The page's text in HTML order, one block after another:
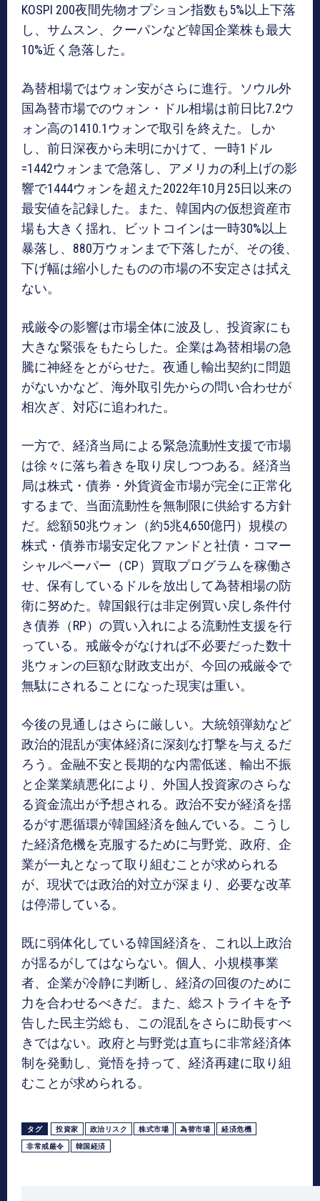
KOSPI 200夜間先物オプション指数も5%以上下落
し、サムスン、クーパンなど韓国企業株も最大
10%近く急落した。
為替相場ではウォン安がさらに進行。ソウル外
国為替市場でのウォン・ドル相場は前日比7.2ウ
ォン高の1410.1ウォンで取引を終えた。しか
し、前日深夜から未明にかけて、一時1ドル
=1442ウォンまで急落し、アメリカの利上げの影
響で1444ウォンを超えた2022年10月25日以来の
最安値を記録した。また、韓国内の仮想資産市
場も大きく揺れ、ビットコインは一時30%以上
暴落し、880万ウォンまで下落したが、その後、
下げ幅は縮小したものの市場の不安定さは拭え
ない。
戒厳令の影響は市場全体に波及し、投資家にも
大きな緊張をもたらした。企業は為替相場の急
騰に神経をとがらせた。夜通し輸出契約に問題
がないかなど、海外取引先からの問い合わせが
相次ぎ、対応に追われた。
一方で、経済当局による緊急流動性支援で市場
は徐々に落ち着きを取り戻しつつある。経済当
局は株式・債券・外貨資金市場が完全に正常化
するまで、当面流動性を無制限に供給する方針
だ。総額50兆ウォン（約5兆4,650億円）規模の
株式・債券市場安定化ファンドと社債・コマー
シャルペーパー（CP）買取プログラムを稼働さ
せ、保有しているドルを放出して為替相場の防
衛に努めた。韓国銀行は非定例買い戻し条件付
き債券（RP）の買い入れによる流動性支援を行
っている。戒厳令がなければ不必要だった数十
兆ウォンの巨額な財政支出が、今回の戒厳令で
無駄にされることになった現実は重い。
今後の見通しはさらに厳しい。大統領弾劾など
政治的混乱が実体経済に深刻な打撃を与えるだ
ろう。金融不安と長期的な内需低迷、輸出不振
と企業業績悪化により、外国人投資家のさらな
る資金流出が予想される。政治不安が経済を揺
るがす悪循環が韓国経済を蝕んでいる。こうし
た経済危機を克服するために与野党、政府、企
業が一丸となって取り組むことが求められる
が、現状では政治的対立が深まり、必要な改革
は停滞している。
既に弱体化している韓国経済を、これ以上政治
が揺るがしてはならない。個人、小規模事業
者、企業が冷静に判断し、経済の回復のために
力を合わせるべきだ。また、総ストライキを予
告した民主労総も、この混乱をさらに助長すべ
きではない。政府と与野党は直ちに非常経済体
制を発動し、覚悟を持って、経済再建に取り組
むことが求められる。
タグ 投資家 政治リスク 株式市場 為替市場 経済危機
非常戒厳令 韓国経済